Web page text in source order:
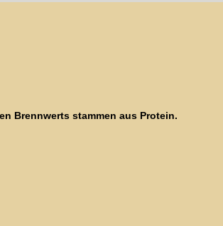
Brennwerts stammen aus Protein.